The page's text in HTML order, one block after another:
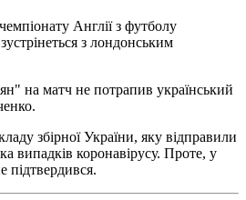
Англії з футболу
з лондонським
на матч не потрапив український
збірної України, яку відправили
випадків коронавірусу. Проте, у